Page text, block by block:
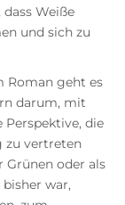
Weiße
und sich zu
Roman geht es
darum, mit
Perspektive, die
zu vertreten
Grünen oder als
war,